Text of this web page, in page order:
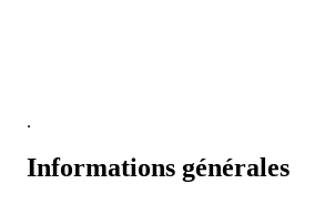
.
Informations générales